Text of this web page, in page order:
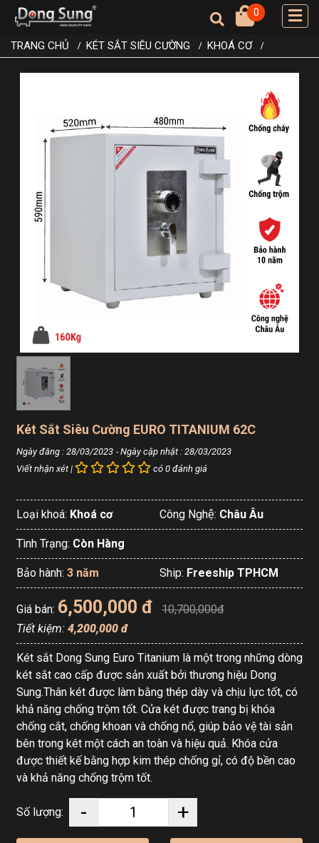
0
TRANG CHỦ KÉT SẮT SIÊU CƯỜNG KHOÁ CƠ
Két Sắt Siêu Cường EURO TITANIUM 62C
Ngày đăng : 28/03/2023 - Ngày cập nhật : 28/03/2023
Viết nhận xét |
có 0 đánh giá
Loại khoá: Khoá cơ Công Nghệ: Châu Âu
Tình Trạng: Còn Hàng
Bảo hành: 3 năm Ship: Freeship TPHCM
Giá bán: 6,500,000 đ
10,700,000đ
Tiết kiệm: 4,200,000 đ
Két sắt Dong Sung Euro Titanium là một trong những dòng
két sắt cao cấp được sản xuất bởi thương hiệu Dong
Sung.Thân két được làm bằng thép dày và chịu lực tốt, có
khả năng chống trộm tốt. Cửa két được trang bị khóa
chống cắt, chống khoan và chống nổ, giúp bảo vệ tài sản
bên trong két một cách an toàn và hiệu quả. Khóa cửa
được thiết kế bằng hợp kim thép chống gỉ, có độ bền cao
và khả năng chống trộm tốt.
Số lượng: - +